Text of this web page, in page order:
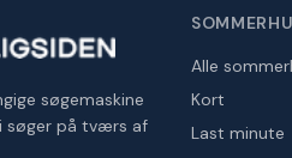
søgemaskine
søger på tværs af
Alle
Kort
Last minute